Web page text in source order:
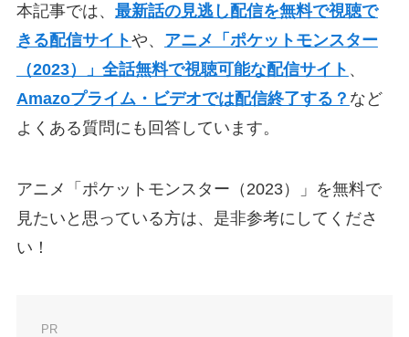
本記事では、 最新話の見逃し配信を無料で視聴で
きる配信サイトや、 アニメ「ポケットモンスター
（2023）」全話無料で視聴可能な配信サイト 、
Amazoプライム・ビデオでは配信終了する？ など
よくある質問にも回答しています。
アニメ「ポケットモンスター（2023）」を無料で
見たいと思っている方は、是非参考にしてくださ
い！
PR